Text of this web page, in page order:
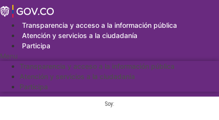
Saltar
al
contenidoTransparencia y acceso a la información pública
Atención y servicios a la ciudadanía
Participa
Menu
Transparencia y acceso a la información pública
Atención y servicios a la ciudadanía
Participa
Soy: